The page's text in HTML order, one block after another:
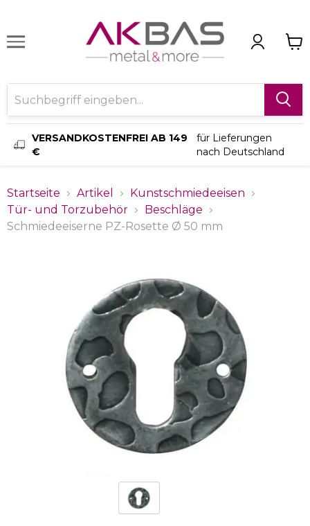
VERSANDKOSTENFREI AB 149
€
für Lieferungen
nach Deutschland
Startseite Artikel
Kunstschmiedeeisen
Tür- und Torzubehör
Beschläge
Schmiedeeiserne PZ-Rosette Ø 50 mm